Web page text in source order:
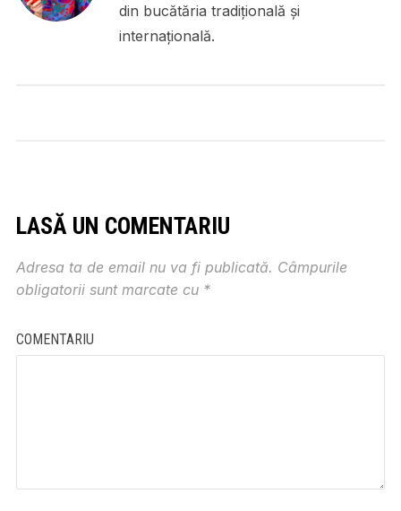
din bucătăria tradițională și
internațională.
LASĂ UN COMENTARIU
Adresa ta de email nu va fi publicată. Câmpurile
obligatorii sunt marcate cu *
COMENTARIU